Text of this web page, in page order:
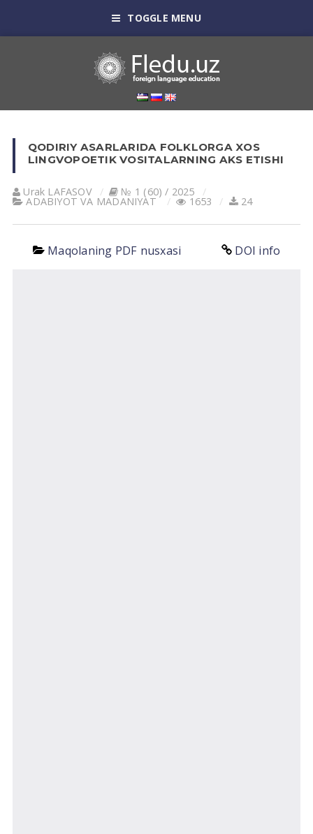
TOGGLE MENU
QODIRIY ASARLARIDA FOLKLORGA XOS
LINGVOPOETIK VOSITALARNING AKS ETISHI
Urak LАFАSOV № 1 (60) / 2025
АDАBIYOT VА MАDАNIYAT 1653 24
Maqolaning PDF nusxasi DOI info